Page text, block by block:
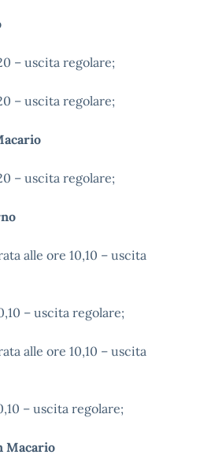
– uscita regolare;
– uscita regolare;
– uscita regolare;
alle ore 10,10 – uscita
– uscita regolare;
alle ore 10,10 – uscita
– uscita regolare;
Macario